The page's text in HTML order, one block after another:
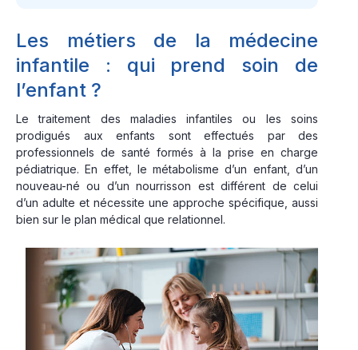
Les métiers de la médecine
infantile : qui prend soin de
l’enfant ?
Le traitement des maladies infantiles ou les soins
prodigués aux enfants sont effectués par des
professionnels de santé formés à la prise en charge
pédiatrique. En effet, le métabolisme d’un enfant, d’un
nouveau-né ou d’un nourrisson est différent de celui
d’un adulte et nécessite une approche spécifique, aussi
bien sur le plan médical que relationnel.